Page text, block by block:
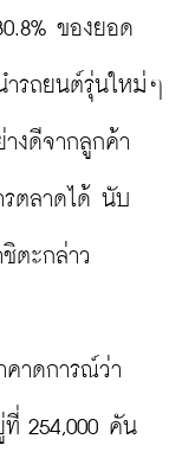
ของยอด
ำรถยนต์รุ่นใหม่ๆ
งดีจากลูกค้า
รตลาดได้ นับ
ตะกล่าว
คาดการณ์ว่า
254,000 คัน